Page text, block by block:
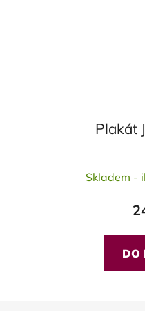
Plakát
Skladem -
DO